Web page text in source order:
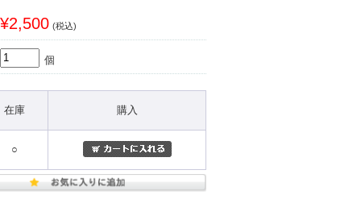
¥2,500 (税込)
個
在庫 購入
○